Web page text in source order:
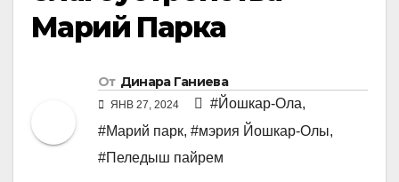
Марий Парка
От Динара Ганиева
ЯНВ 27, 2024 #Йошкар-Ола,
#Марий парк, #мэрия Йошкар-Олы,
#Пеледыш пайрем